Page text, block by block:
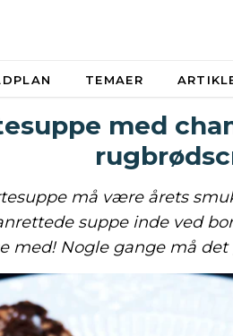
TEMAER
med
må være årets
suppe inde ved
med! Nogle gange må